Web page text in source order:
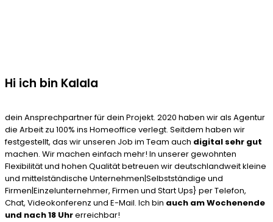
Hi ich bin Kalala
dein Ansprechpartner für dein Projekt. 2020 haben wir als Agentur
die Arbeit zu 100% ins Homeoffice verlegt. Seitdem haben wir
festgestellt, das wir unseren Job im Team auch digital sehr gut
machen. Wir machen einfach mehr! In unserer gewohnten
Flexibilität und hohen Qualität betreuen wir deutschlandweit kleine
und mittelständische Unternehmen|Selbstständige und
Firmen|Einzelunternehmer, Firmen und Start Ups} per Telefon,
Chat, Videokonferenz und E-Mail. Ich bin auch am Wochenende
und nach 18 Uhrerreichbar!